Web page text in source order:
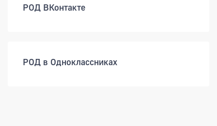
РОД ВКонтакте
РОД в Одноклассниках